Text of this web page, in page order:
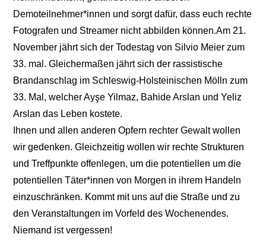
Demoteilnehmer*innen und sorgt dafür, dass euch rechte
Fotografen und Streamer nicht abbilden können.Am 21.
November jährt sich der Todestag von Silvio Meier zum
33. mal. Gleichermaßen jährt sich der rassistische
Brandanschlag im Schleswig-Holsteinischen Mölln zum
33. Mal, welcher Ayşe Yilmaz, Bahide Arslan und Yeliz
Arslan das Leben kostete.
Ihnen und allen anderen Opfern rechter Gewalt wollen
wir gedenken. Gleichzeitig wollen wir rechte Strukturen
und Treffpunkte offenlegen, um die potentiellen um die
potentiellen Täter*innen von Morgen in ihrem Handeln
einzuschränken. Kommt mit uns auf die Straße und zu
den Veranstaltungen im Vorfeld des Wochenendes.
Niemand ist vergessen!